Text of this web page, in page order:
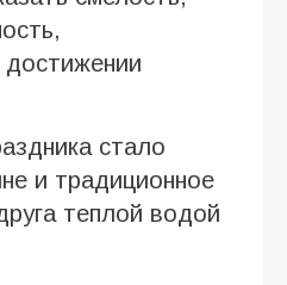
достижении
стало
и традиционное
теплой водой